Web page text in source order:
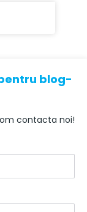
blog-
contacta noi!